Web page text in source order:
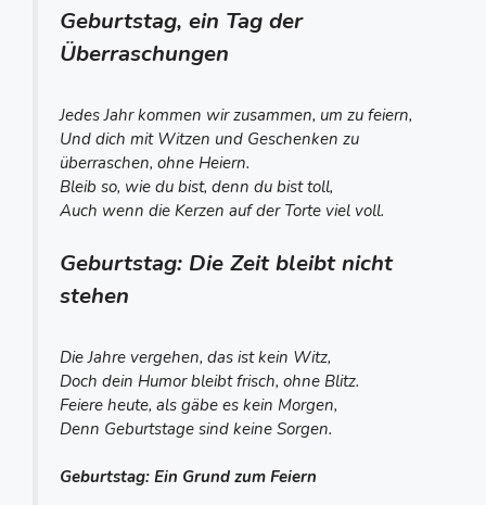
Geburtstag, ein Tag der
Überraschungen
Jedes Jahr kommen wir zusammen, um zu feiern,
Und dich mit Witzen und Geschenken zu
überraschen, ohne Heiern.
Bleib so, wie du bist, denn du bist toll,
Auch wenn die Kerzen auf der Torte viel voll.
Geburtstag: Die Zeit bleibt nicht
stehen
Die Jahre vergehen, das ist kein Witz,
Doch dein Humor bleibt frisch, ohne Blitz.
Feiere heute, als gäbe es kein Morgen,
Denn Geburtstage sind keine Sorgen.
Geburtstag: Ein Grund zum Feiern